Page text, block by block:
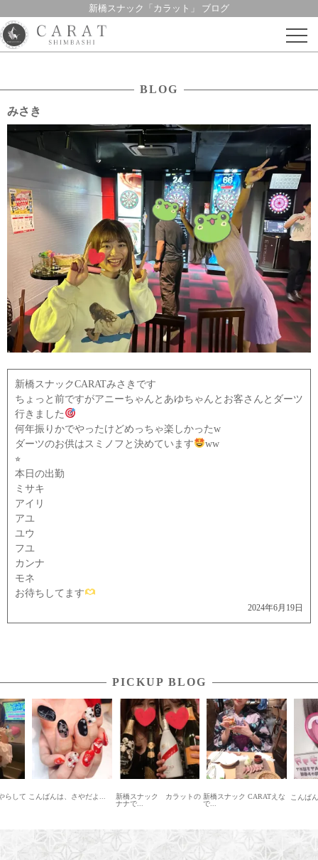
新橋スナック「カラット」 ブログ
Skip
BLOG
みさき
新橋スナックCARATみさきです
ちょっと前ですがアニーちゃんとあゆちゃんとお客さんとダーツ
行きました
何年振りかでやったけどめっちゃ楽しかったw
ダーツのお供はスミノフと決めています
ww
⭐︎
本日の出勤
ミサキ
アイリ
アユ
ユウ
フユ
カンナ
モネ
お待ちしてます
2024年6月19日
PICKUP BLOG
らして こんばんは、さやだよ...
新橋スナック カラットの
ナナで...
新橋スナック CARATえな
で...
こんば